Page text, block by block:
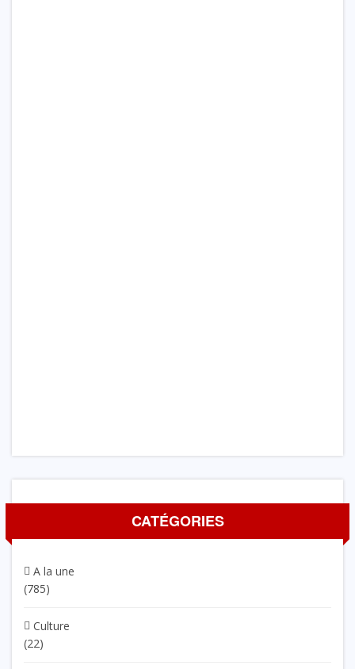
CATÉGORIES
A la une
(785)
Culture
(22)